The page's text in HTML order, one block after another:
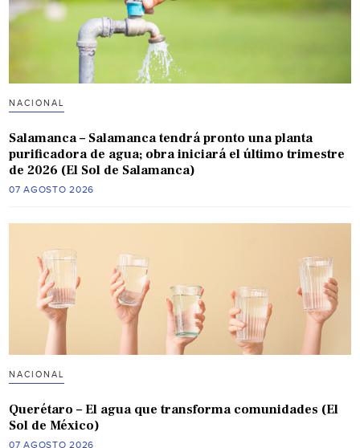
NACIONAL
Salamanca – Salamanca tendrá pronto una planta
purificadora de agua; obra iniciará el último trimestre
de 2026 (El Sol de Salamanca)
07 AGOSTO 2026
NACIONAL
Querétaro – El agua que transforma comunidades (El
Sol de México)
07 AGOSTO 2026